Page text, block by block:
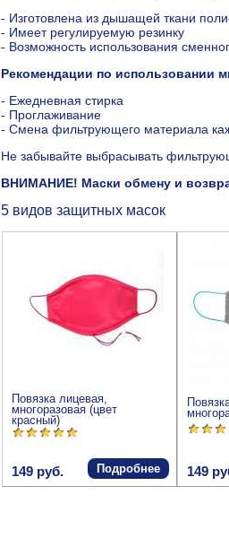
- Изготовлена из дышащей ткани
- Имеет регулируемую резинку
- Возможность использования
Рекомендации по использовании
- Ежедневная стирка
- Проглаживание
- Смена фильтрующего материала
Не забывайте выбрасывать
ВНИМАНИЕ! Маски обмену и
5 видов защитных масок
Повязка лицевая,
многоразовая (цвет
красный)
149 руб. Подробнее 149